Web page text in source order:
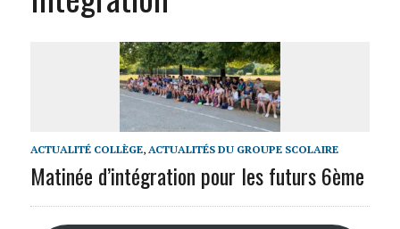
ACTUALITÉ COLLÈGE, ACTUALITÉS DU GROUPE SCOLAIRE
Matinée d’intégration pour les futurs 6ème